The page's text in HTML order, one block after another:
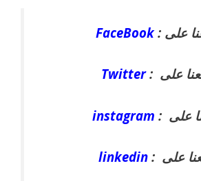
على :FaceBook
على :Twitter
على : instagram
على : linkedin